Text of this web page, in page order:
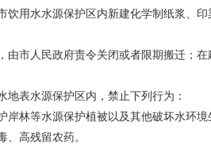
水水源保护区内新建化学制纸浆、印
市人民政府责令关闭或者限期搬迁；在
水源保护区内，禁止下列行为：
林等水源保护植被以及其他破坏水环境
高残留农药。